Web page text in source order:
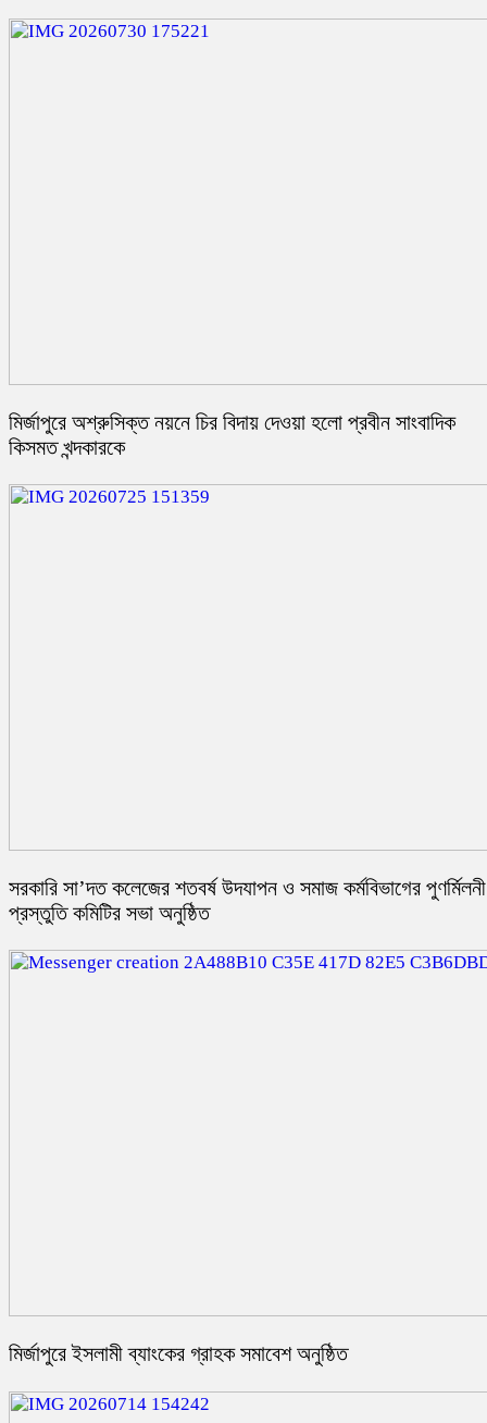
মির্জাপুরে অশ্রুসিক্ত নয়নে চির বিদায় দেওয়া হলো প্রবীন সাংবাদিক
কিসমত খন্দকারকে
সরকারি সা’দত কলেজের শতবর্ষ উদযাপন ও সমাজ কর্মবিভাগের পুণর্মিলনী
প্রস্তুতি কমিটির সভা অনুষ্ঠিত
মির্জাপুরে ইসলামী ব্যাংকের গ্রাহক সমাবেশ অনুষ্ঠিত